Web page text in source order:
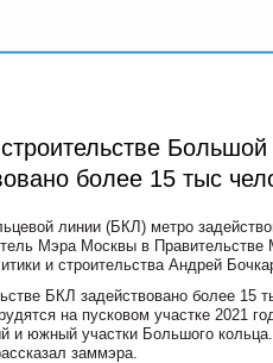
Большой
более 15 тыс
линии (БКЛ) метро
Мэра Москвы в Правительстве
и строительства Андрей
БКЛ задействовано более 15
на пусковом участке 2021
и южный участки Большого
заммэра.